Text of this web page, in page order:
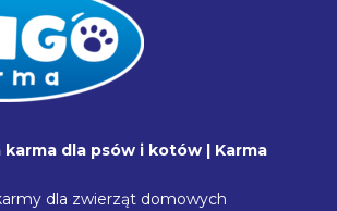
karma dla psów i kotów | Karma
dla zwierząt domowych